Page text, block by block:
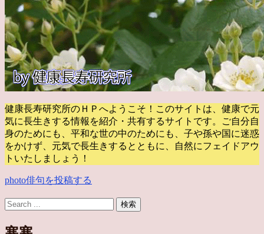
健康長寿研究所のＨＰへようこそ！このサイトは、健康で元
気に長生きする情報を紹介・共有するサイトです。
ご自分自
身のためにも、平和な世の中のためにも、子や孫や国に迷惑
をかけず、元気で長生きするとともに、自然にフェイドアウ
トいたしましょう！
photo俳句を投稿する